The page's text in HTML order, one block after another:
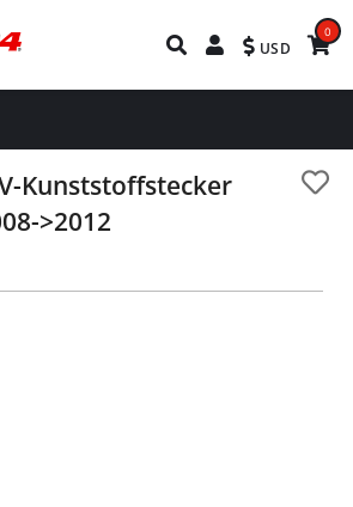
USD
0
Kunststoffstecker
>2012